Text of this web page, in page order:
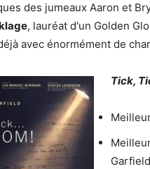
des jumeaux Aaron et
, lauréat d'un Golden
avec énormément de
Tick,